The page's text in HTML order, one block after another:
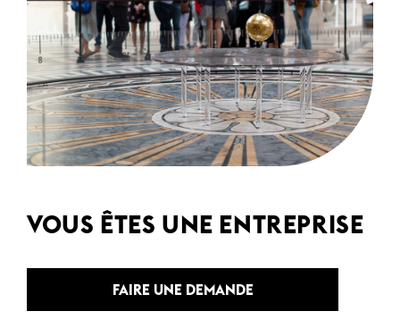
VOUS ÊTES UNE ENTREPRISE
FAIRE UNE DEMANDE